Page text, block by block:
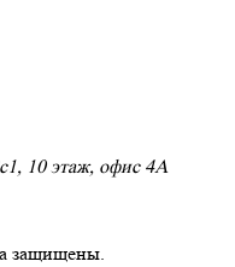
10 этаж, офис 4A
защищены.